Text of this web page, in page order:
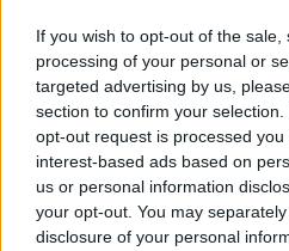
If you wish to opt-out of the
processing of your personal or
targeted advertising by us,
section to confirm your
opt-out request is processed
interest-based ads based on
us or personal information
your opt-out. You may
disclosure of your personal
ανάβουν όταν νιώθουμε
μπορούν τώρα να
συγκεκριμένες περιοχές
εξαφανίζεται ή
Το τέλος των θεωρητικών
Ο Matthias Michel,
Επιστήμης Νευρώνων και